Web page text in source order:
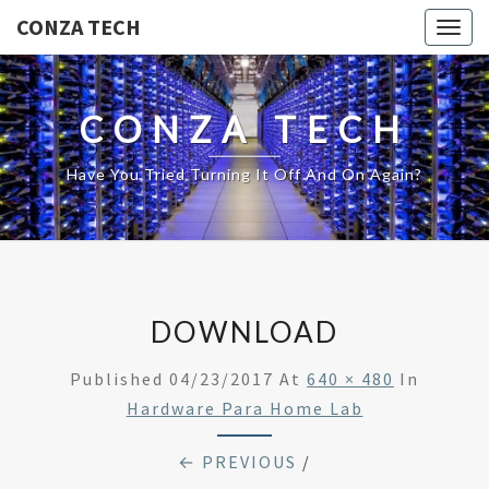
CONZA TECH
CONZA TECH
Have You Tried Turning It Off And On Again?
DOWNLOAD
Published 04/23/2017 At 640 × 480 In
Hardware Para Home Lab
← PREVIOUS /